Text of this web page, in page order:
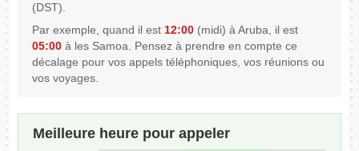
(DST).
Par exemple, quand il est12:00 (midi) à Aruba, il est
05:00 à les Samoa. Pensez à prendre en compte ce
décalage pour vos appels téléphoniques, vos réunions ou
vos voyages.
Meilleure heure pour appeler